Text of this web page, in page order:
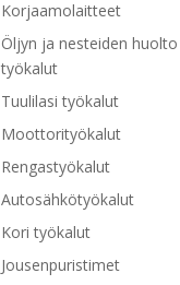
Korjaamolaitteet
Öljyn ja nesteiden huolto
työkalut
Tuulilasi työkalut
Moottorityökalut
Rengastyökalut
Autosähkötyökalut
Kori työkalut
Jousenpuristimet